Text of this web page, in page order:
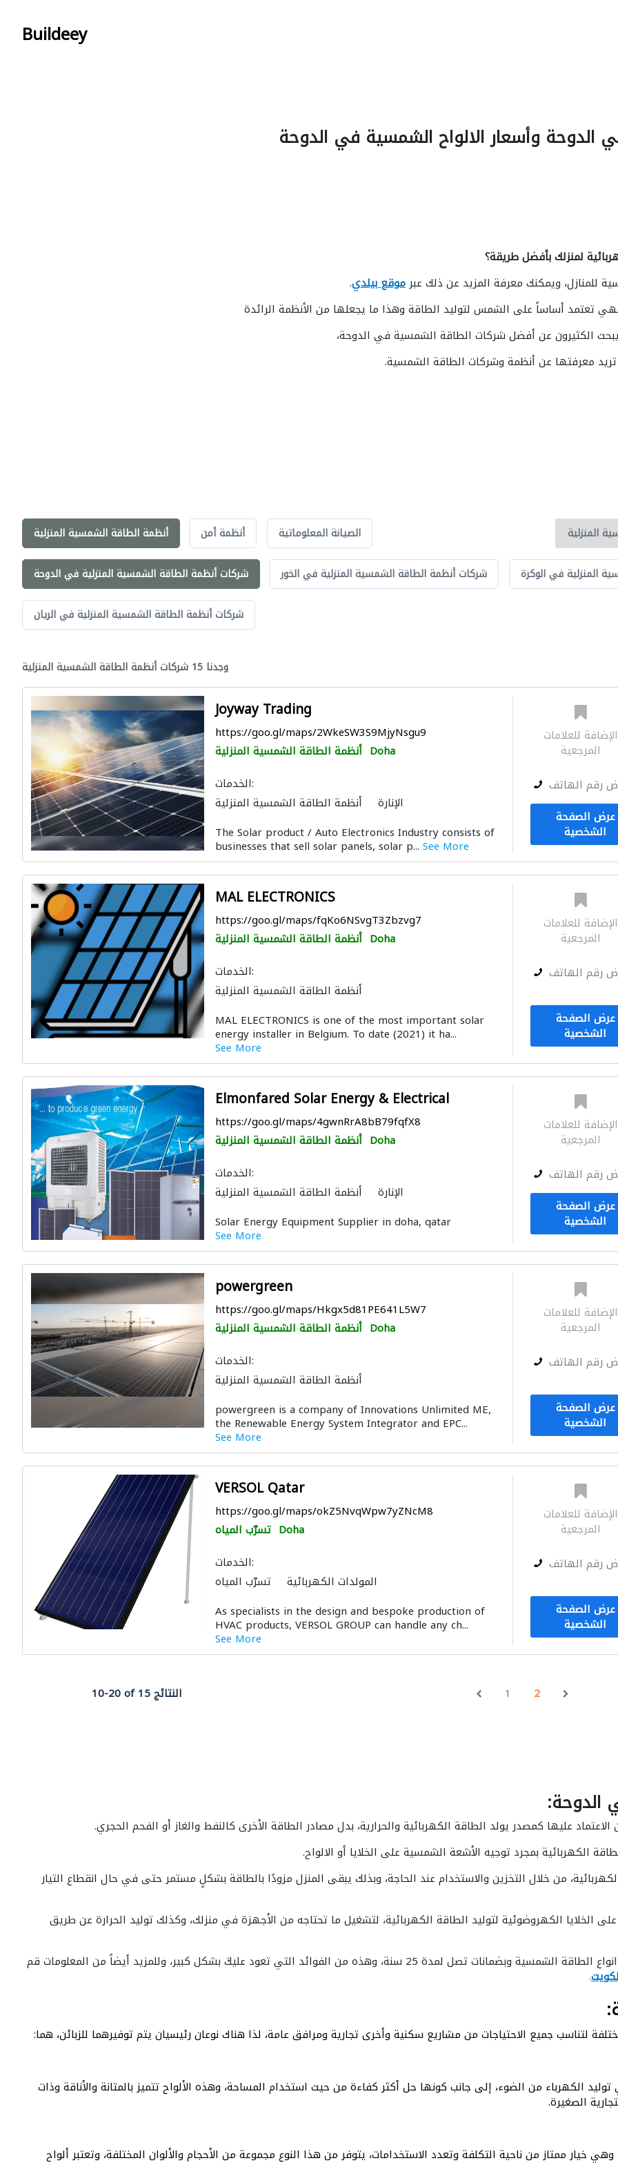
Buildeey
وأسعار الالواح الشمسية في الدوحة
لمنزلك بأفضل طريقة؟
للمنازل، ويمكنك معرفة المزيد عن ذلك عبرموقع بيلدي.
تعتمد أساساً على الشمس لتوليد الطاقة وهذا ما يجعلها من الأنظمة الرائدة
الكثيرون عن أفضل شركات الطاقة الشمسية في الدوحة،
معرفتها عن أنظمة وشركات الطاقة الشمسية.
أنظمة الطاقة الشمسية المنزلية أنظمة أمن الصيانة المعلوماتية
شركات أنظمة الطاقة الشمسية المنزلية في الدوحة شركات أنظمة الطاقة الشمسية المنزلية في الخور المنزلية في الوكرة
شركات أنظمة الطاقة الشمسية المنزلية في الريان
وجدنا 15 شركات أنظمة الطاقة الشمسية المنزلية
Joyway Trading
https://goo.gl/maps/2WkeSW3S9MjyNsgu9
أنظمة الطاقة الشمسية المنزلية Doha
الخدمات:
أنظمة الطاقة الشمسية المنزلية
الإنارة
The Solar product / Auto Electronics Industry consists of
businesses that sell solar panels, solar p... See More
الإضافة للعلامات
المرجعية
رقم الهاتف
عرض الصفحة
الشخصية
MAL ELECTRONICS
https://goo.gl/maps/fqKo6NSvgT3Zbzvg7
أنظمة الطاقة الشمسية المنزلية Doha
الخدمات:
أنظمة الطاقة الشمسية المنزلية
MAL ELECTRONICS is one of the most important solar
energy installer in Belgium. To date (2021) it ha...
See More
الإضافة للعلامات
المرجعية
رقم الهاتف
عرض الصفحة
الشخصية
Elmonfared Solar Energy & Electrical
https://goo.gl/maps/4gwnRrA8bB79fqfX8
أنظمة الطاقة الشمسية المنزلية Doha
الخدمات:
أنظمة الطاقة الشمسية المنزلية
الإنارة
Solar Energy Equipment Supplier in doha, qatar
See More
الإضافة للعلامات
المرجعية
رقم الهاتف
عرض الصفحة
الشخصية
powergreen
https://goo.gl/maps/Hkgx5d81PE641L5W7
أنظمة الطاقة الشمسية المنزلية Doha
الخدمات:
أنظمة الطاقة الشمسية المنزلية
powergreen is a company of Innovations Unlimited ME,
the Renewable Energy System Integrator and EPC...
See More
الإضافة للعلامات
المرجعية
رقم الهاتف
عرض الصفحة
الشخصية
VERSOL Qatar
https://goo.gl/maps/okZ5NvqWpw7yZNcM8
تسرّب المياه Doha
الخدمات:
تسرّب المياه
المولدات الكهربائية
As specialists in the design and bespoke production of
HVAC products, VERSOL GROUP can handle any ch...
See More
الإضافة للعلامات
المرجعية
رقم الهاتف
عرض الصفحة
الشخصية
10-20 of 15 النتائج 1 2
الدوحة:
عليها كمصدر يولد الطاقة الكهربائية والحرارية، بدل مصادر الطاقة الأخرى كالنفط والغاز أو الفحم الحجري.
بمجرد توجيه الأشعة الشمسية على الخلايا أو الالواح.
من خلال التخزين والاستخدام عند الحاجة، وبذلك يبقى المنزل مزودًا بالطاقة بشكلٍ مستمر حتى في حال انقطاع التيار
الخلايا الكهروضوئية لتوليد الطاقة الكهربائية، لتشغيل ما تحتاجه من الأجهزة في منزلك، وكذلك توليد الحرارة عن طريق
عزيزي العميل تقدم شركات الطاقة الشمسية في الدوحة جميع انواع الطاقة الشمسية وبضمانات تصل لمدة 25 سنة، وهذه من الفوائد التي تعود عليكَ بشكل كبير، وللمزيد أيضاً من المعلومات قم
.
لتناسب جميع الاحتياجات من مشاريع سكنية وأخرى تجارية ومرافق عامة، لذا هناك نوعان رئيسيان يتم توفيرهما للزبائن، هما:
الكهرباء من الضوء، إلى جانب كونها حل أكثر كفاءة من حيث استخدام المساحة، وهذه الألواح تتميز بالمتانة والأناقة وذات
الصغيرة.
خيار ممتاز من ناحية التكلفة وتعدد الاستخدامات، يتوفر من هذا النوع مجموعة من الأحجام والألوان المختلفة، وتعتبر ألواح